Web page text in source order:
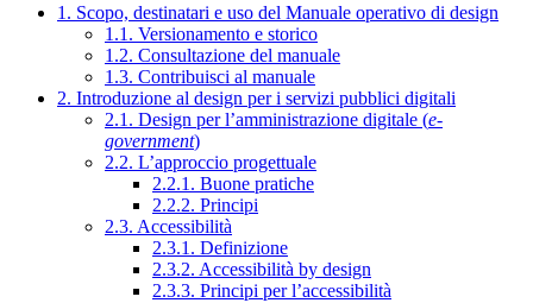
1. Scopo, destinatari e uso del Manuale operativo di design
1.1. Versionamento e storico
1.2. Consultazione del manuale
1.3. Contribuisci al manuale
2. Introduzione al design per i servizi pubblici digitali
2.1. Design per l’amministrazione digitale (e-
government)
2.2. L’approccio progettuale
2.2.1. Buone pratiche
2.2.2. Principi
2.3. Accessibilità
2.3.1. Definizione
2.3.2. Accessibilità by design
2.3.3. Principi per l’accessibilità